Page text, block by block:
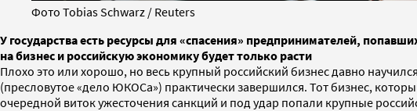
Фото Tobias Schwarz / Reuters
У государства есть ресурсы для «спасения» предпринимателей,
на бизнес и российскую экономику будет только расти
Плохо это или хорошо, но весь крупный российский бизнес давно
(пресловутое «дело ЮКОСа») практически завершился. Тот бизнес,
очередной виток ужесточения санкций и под удар попали крупные